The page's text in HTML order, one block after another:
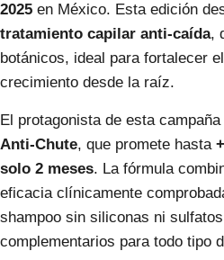
2025 en México. Esta edición
tratamiento capilar anti-caída,
botánicos, ideal para fortalecer
crecimiento desde la raíz.
El protagonista de esta campaña
Anti-Chute, que promete hasta
solo 2 meses. La fórmula
eficacia clínicamente
shampoo sin siliconas ni
complementarios para todo tipo